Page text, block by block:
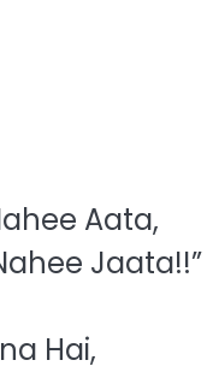
Aata,
Jaata!!”
Hai,